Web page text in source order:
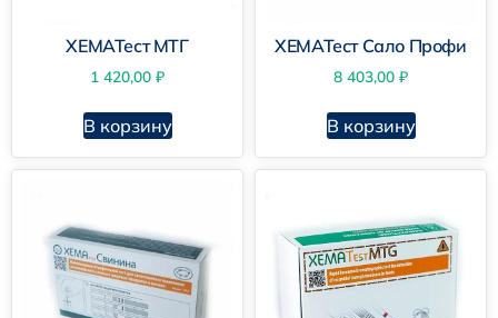
ХЕМАТест МТГ
1 420,00 ₽
В корзину
ХЕМАТест Сало Профи
8 403,00 ₽
В корзину